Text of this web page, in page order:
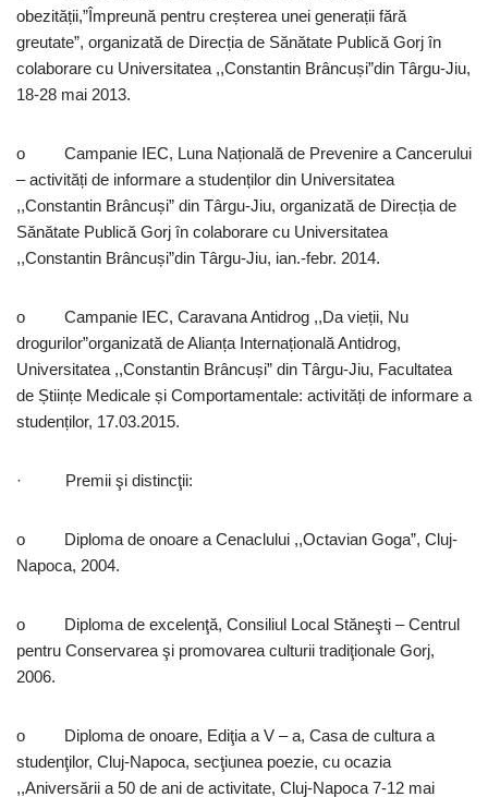
obezității,”Împreună pentru creșterea unei generații fără
greutate”, organizată de Direcția de Sănătate Publică Gorj în
colaborare cu Universitatea ,,Constantin Brâncuși”din Târgu-Jiu,
18-28 mai 2013.
o Campanie IEC, Luna Națională de Prevenire a Cancerului
– activități de informare a studenților din Universitatea
,,Constantin Brâncuși” din Târgu-Jiu, organizată de Direcția de
Sănătate Publică Gorj în colaborare cu Universitatea
,,Constantin Brâncuși”din Târgu-Jiu, ian.-febr. 2014.
o Campanie IEC, Caravana Antidrog ,,Da vieții, Nu
drogurilor”organizată de Alianța Internațională Antidrog,
Universitatea ,,Constantin Brâncuși” din Târgu-Jiu, Facultatea
de Științe Medicale și Comportamentale: activități de informare a
studenților, 17.03.2015.
· Premii şi distincţii:
o Diploma de onoare a Cenaclului ,,Octavian Goga”, Cluj-
Napoca, 2004.
o Diploma de excelenţă, Consiliul Local Stăneşti – Centrul
pentru Conservarea şi promovarea culturii tradiţionale Gorj,
2006.
o Diploma de onoare, Ediţia a V – a, Casa de cultura a
studenţilor, Cluj-Napoca, secţiunea poezie, cu ocazia
,,Aniversării a 50 de ani de activitate, Cluj-Napoca 7-12 mai